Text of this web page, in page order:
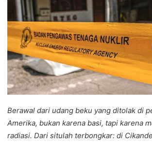
Berawal dari udang beku yang ditolak di
Amerika, bukan karena basi, tapi karena
radiasi. Dari situlah terbongkar: di